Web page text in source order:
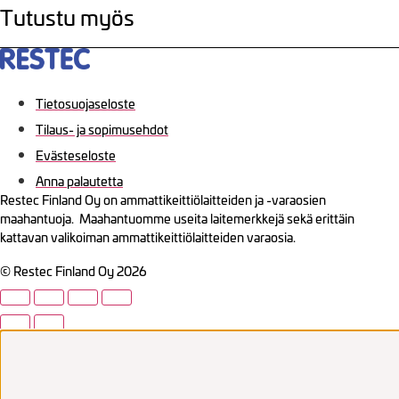
Tutustu myös
Tietosuojaseloste
Tilaus- ja sopimusehdot
Evästeseloste
Anna palautetta
Restec Finland Oy on ammattikeittiölaitteiden ja -varaosien
maahantuoja. Maahantuomme useita laitemerkkejä sekä erittäin
kattavan valikoiman ammattikeittiölaitteiden varaosia.
© Restec Finland Oy 2026